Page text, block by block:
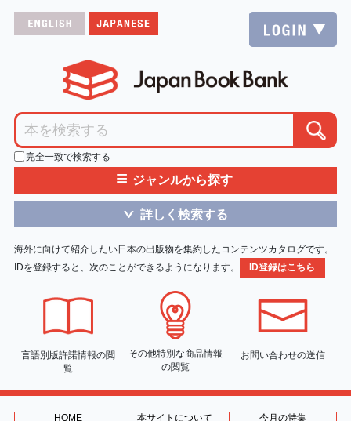
完全一致で検索する
≡ ジャンルから探す
＞ 詳しく検索する
海外に向けて紹介したい日本の出版物を集約したコンテンツカタログです。
IDを登録すると、次のことができるようになります。
ID登録はこちら
言語別版許諾情報の閲
覧
その他特別な商品情報
の閲覧
お問い合わせの送信
HOME 本サイトについて
今月の特集